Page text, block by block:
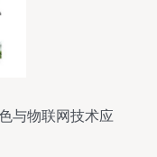
与物联网技术应